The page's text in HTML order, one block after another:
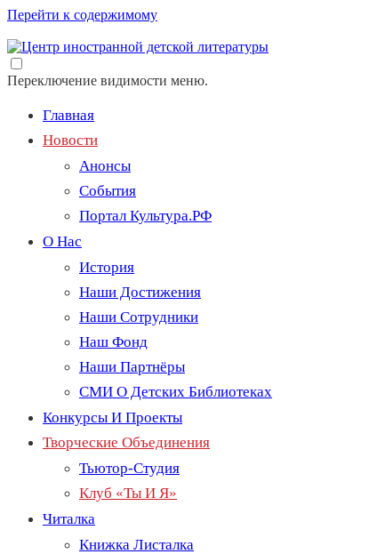
Перейти к содержимому
Переключение видимости меню.
Главная
Новости
Анонсы
События
Портал Культура.РФ
О Нас
История
Наши Достижения
Наши Сотрудники
Наш Фонд
Наши Партнёры
СМИ О Детских Библиотеках
Конкурсы И Проекты
Творческие Объединения
Тьютор-Студия
Клуб «Ты И Я»
Читалка
Книжка Листалка